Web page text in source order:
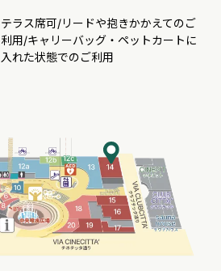
テラス席可/リードや抱きかかえてのご
利用/キャリーバッグ・ペットカートに
入れた状態でのご利用